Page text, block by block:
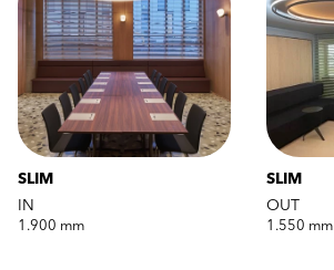
SLIM
IN
1.900 mm
SLIM
OUT
1.550 mm